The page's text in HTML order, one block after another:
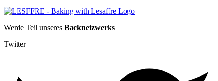
Werde Teil unseres Backnetzwerks
Twitter